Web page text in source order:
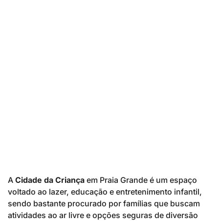
A Cidade da Criança em Praia Grande é um espaço
voltado ao lazer, educação e entretenimento infantil,
sendo bastante procurado por famílias que buscam
atividades ao ar livre e opções seguras de diversão